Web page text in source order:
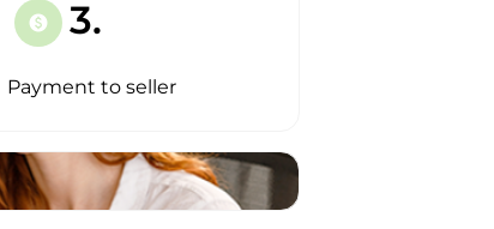
paid 3.
Payment to seller